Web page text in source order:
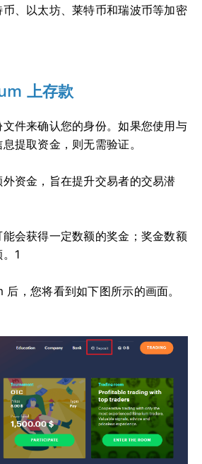
、以太坊、莱特币和瑞波币等加密
上存款
件来确认您的身份。如果您使用与
提取资金，则无需验证。
资金，旨在提升交易者的交易潜
会获得一定数额的奖金；奖金数额
1
，您将看到如下图所示的画面。